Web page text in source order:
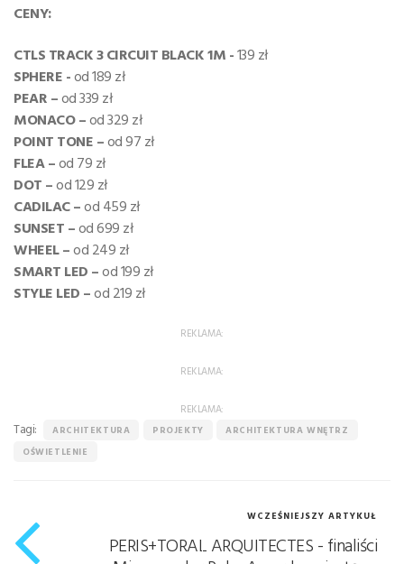
CENY:
CTLS TRACK 3 CIRCUIT BLACK 1M -139 zł
SPHERE -od 189 zł
PEAR –od 339 zł
MONACO –od 329 zł
POINT TONE –od 97 zł
FLEA –od 79 zł
DOT –od 129 zł
CADILAC –od 459 zł
SUNSET –od 699 zł
WHEEL –od 249 zł
SMART LED –od 199 zł
STYLE LED –od 219 zł
REKLAMA:
REKLAMA:
REKLAMA:
Tagi: ARCHITEKTURA PROJEKTY
ARCHITEKTURA WNĘTRZ
OŚWIETLENIE
WCZEŚNIEJSZY ARTYKUŁ
PERIS+TORAL ARQUITECTES - finaliści